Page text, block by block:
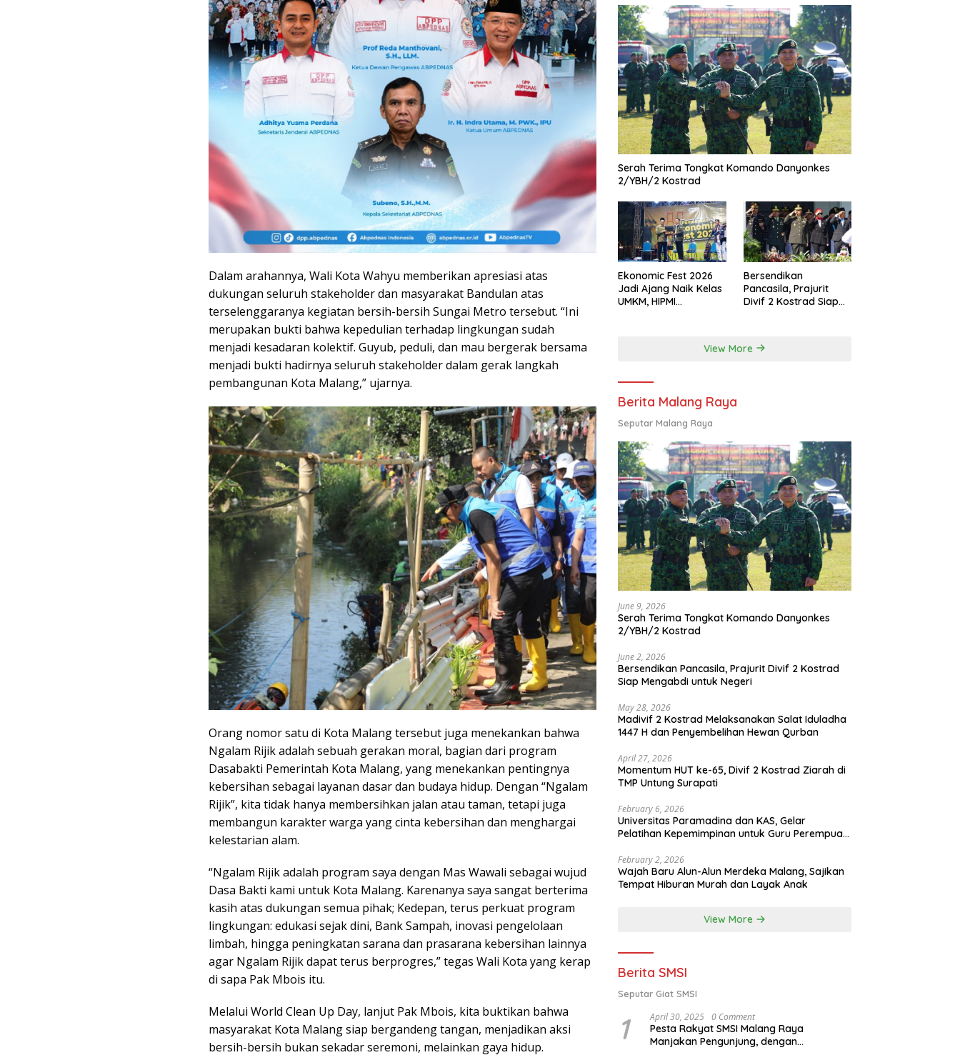
Dalam arahannya, Wali Kota Wahyu memberikan apresiasi atas
dukungan seluruh stakeholder dan masyarakat Bandulan atas
terselenggaranya kegiatan bersih-bersih Sungai Metro tersebut. “Ini
merupakan bukti bahwa kepedulian terhadap lingkungan sudah
menjadi kesadaran kolektif. Guyub, peduli, dan mau bergerak bersama
menjadi bukti hadirnya seluruh stakeholder dalam gerak langkah
pembangunan Kota Malang,” ujarnya.
Orang nomor satu di Kota Malang tersebut juga menekankan bahwa
Ngalam Rijik adalah sebuah gerakan moral, bagian dari program
Dasabakti Pemerintah Kota Malang, yang menekankan pentingnya
kebersihan sebagai layanan dasar dan budaya hidup. Dengan “Ngalam
Rijik”, kita tidak hanya membersihkan jalan atau taman, tetapi juga
membangun karakter warga yang cinta kebersihan dan menghargai
kelestarian alam.
“Ngalam Rijik adalah program saya dengan Mas Wawali sebagai wujud
Dasa Bakti kami untuk Kota Malang. Karenanya saya sangat berterima
kasih atas dukungan semua pihak; Kedepan, terus perkuat program
lingkungan: edukasi sejak dini, Bank Sampah, inovasi pengelolaan
limbah, hingga peningkatan sarana dan prasarana kebersihan lainnya
agar Ngalam Rijik dapat terus berprogres,” tegas Wali Kota yang kerap
di sapa Pak Mbois itu.
Melalui World Clean Up Day, lanjut Pak Mbois, kita buktikan bahwa
masyarakat Kota Malang siap bergandeng tangan, menjadikan aksi
bersih-bersih bukan sekadar seremoni, melainkan gaya hidup.
Serah Terima Tongkat Komando Danyonkes
2/YBH/2 Kostrad
Ekonomic Fest 2026
Jadi Ajang Naik Kelas
UMKM, HIPMI
Bersendikan
Pancasila, Prajurit
Divif 2 Kostrad Siap
View More
Berita Malang Raya
Seputar Malang Raya
June 9, 2026
Serah Terima Tongkat Komando Danyonkes
2/YBH/2 Kostrad
June 2, 2026
Bersendikan Pancasila, Prajurit Divif 2 Kostrad
Siap Mengabdi untuk Negeri
May 28, 2026
Madivif 2 Kostrad Melaksanakan Salat Iduladha
1447 H dan Penyembelihan Hewan Qurban
April 27, 2026
Momentum HUT ke-65, Divif 2 Kostrad Ziarah di
TMP Untung Surapati
February 6, 2026
Universitas Paramadina dan KAS, Gelar
Pelatihan Kepemimpinan untuk Guru Perempuan
February 2, 2026
Wajah Baru Alun-Alun Merdeka Malang, Sajikan
Tempat Hiburan Murah dan Layak Anak
View More
Berita SMSI
Seputar Giat SMSI
1 April 30, 2025 0 Comment
Pesta Rakyat SMSI Malang Raya
Manjakan Pengunjung, dengan